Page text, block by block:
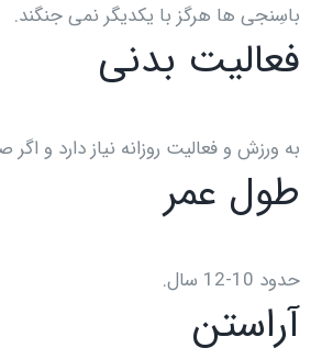
باسِنجی ها هرگز با یکدیگر نمی جنگند.
فعالیت بدنی
به ورزش و فعالیت روزانه نیاز دارد و
طول عمر
حدود 10-12 سال.
آراستن